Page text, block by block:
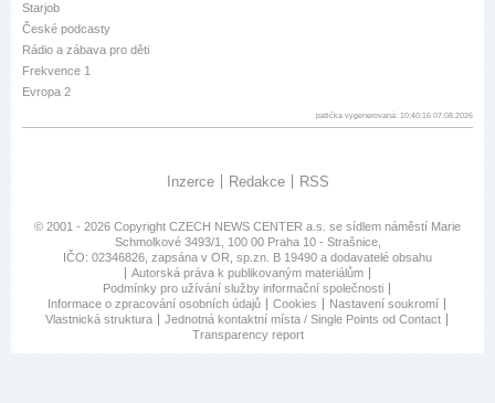
Starjob
České podcasty
Rádio a zábava pro děti
Frekvence 1
Evropa 2
patička vygenerovaná: 10:40:16 07.08.2026
Inzerce Redakce RSS
© 2001 - 2026 Copyright CZECH NEWS CENTER a.s. se sídlem náměstí Marie
Schmolkové 3493/1, 100 00 Praha 10 - Strašnice,
IČO: 02346826, zapsána v OR, sp.zn. B 19490 a dodavatelé obsahu
Autorská práva k publikovaným materiálům
Podmínky pro užívání služby informační společnosti
Informace o zpracování osobních údajů
Cookies
Nastavení soukromí
Vlastnická struktura
Jednotná kontaktní místa / Single Points od Contact
Transparency report